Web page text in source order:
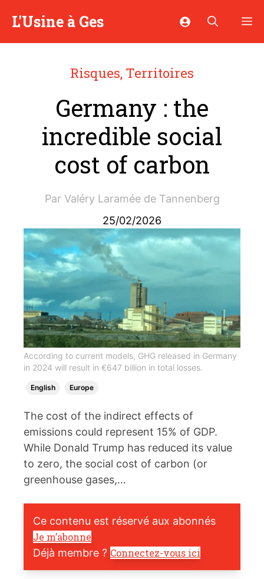
L'Usine à Ges
Risques, Territoires
Germany : the
incredible social
cost of carbon
Par Valéry Laramée de Tannenberg
25/02/2026
According to current models, GHG released in Germany
in 2024 will result in €647 billion in total losses.
English Europe
The cost of the indirect effects of
emissions could represent 15% of GDP.
While Donald Trump has reduced its value
to zero, the social cost of carbon (or
greenhouse gases,…
Ce contenu est réservé aux abonnés
Je m’abonne
Déjà membre ? Connectez-vous ici